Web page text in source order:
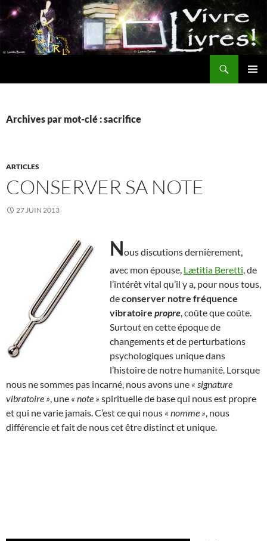
Aller
au
contenu
Archives par mot-clé : sacrifice
ARTICLES
CONSERVER SA NOTE
27 JUIN 2013
Nous discutions dernièrement,
avec mon épouse, Lætitia Beretti , de
l’intérêt vital qu’il y a, pour nous tous,
deconserver notre fréquence
vibratoire propre , coûte que coûte.
Surtout en cette époque de
changements et de perturbations
psychologiques unique dans
l’histoire de notre humanité. Lorsque
nous ne sommes pas incarné, nous avons une « signature
vibratoire » , une « note » spirituelle de base qui nous est propre
et qui ne varie jamais. C’est ce qui nous « nomme » , nous
différencie et fait de nous cet être distinct et unique.